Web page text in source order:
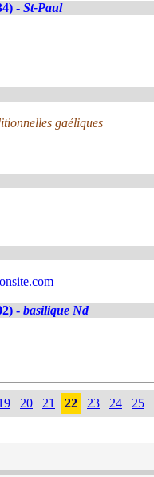
- St-Paul
gaéliques
- basilique Nd
20 21 22 23 24 25